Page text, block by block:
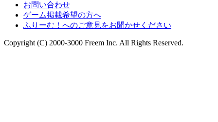
お問い合わせ
ゲーム掲載希望の方へ
ふりーむ！へのご意見をお聞かせください
Copyright (C) 2000-3000 Freem Inc. All Rights Reserved.